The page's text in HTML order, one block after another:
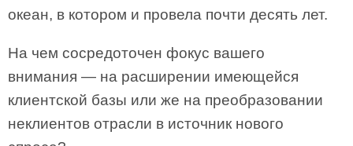
океан, в котором и провела почти десять лет.
На чем сосредоточен фокус вашего
внимания — на расширении имеющейся
клиентской базы или же на преобразовании
неклиентов отрасли в источник нового